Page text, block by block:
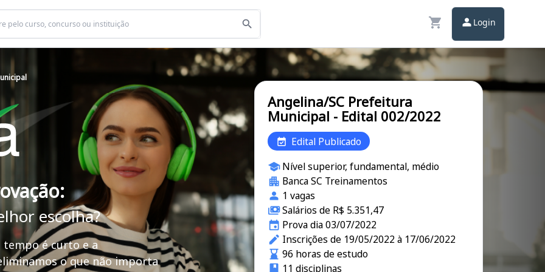
Login
escolha?
tempo é curto e a
o que não importa
Angelina/SC Prefeitura
Municipal - Edital 002/2022
Edital Publicado
Nível superior, fundamental, médio
Banca SC Treinamentos
1 vagas
Salários de R$ 5.351,47
Prova dia 03/07/2022
Inscrições de 19/05/2022 à 17/06/2022
96 horas de estudo
11 disciplinas